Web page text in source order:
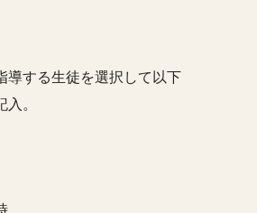
導する生徒を選択して以下
。